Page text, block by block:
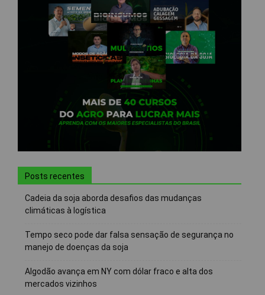
Posts recentes
Cadeia da soja aborda desafios das mudanças
climáticas à logística
Tempo seco pode dar falsa sensação de segurança no
manejo de doenças da soja
Algodão avança em NY com dólar fraco e alta dos
mercados vizinhos